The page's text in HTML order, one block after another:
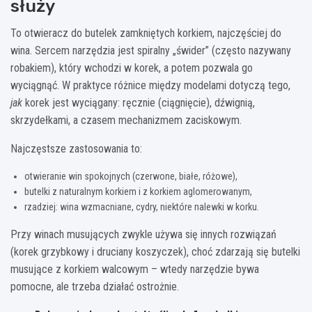
służy
To otwieracz do butelek zamkniętych korkiem, najczęściej do
wina. Sercem narzędzia jest spiralny „świder” (często nazywany
robakiem), który wchodzi w korek, a potem pozwala go
wyciągnąć. W praktyce różnice między modelami dotyczą tego,
jak korek jest wyciągany: ręcznie (ciągnięcie), dźwignią,
skrzydełkami, a czasem mechanizmem zaciskowym.
Najczęstsze zastosowania to:
otwieranie win spokojnych (czerwone, białe, różowe),
butelki z naturalnym korkiem i z korkiem aglomerowanym,
rzadziej: wina wzmacniane, cydry, niektóre nalewki w korku.
Przy winach musujących zwykle używa się innych rozwiązań
(korek grzybkowy i druciany koszyczek), choć zdarzają się butelki
musujące z korkiem walcowym – wtedy narzędzie bywa
pomocne, ale trzeba działać ostrożnie.